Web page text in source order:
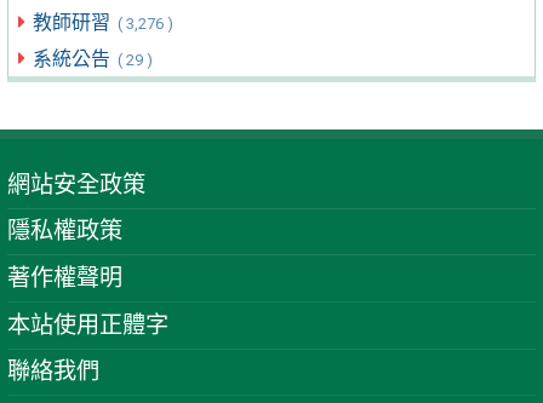
教師研習 ( 3,276 )
系統公告 ( 29 )
網站安全政策
隱私權政策
著作權聲明
本站使用正體字
聯絡我們